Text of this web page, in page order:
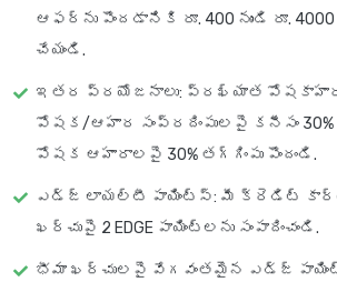
ఆఫర్‌ను పొందడానికి రూ. 400 నుండి రూ.
చేయండి.
ఇతర ప్రయోజనాలు: ప్రఖ్యాత పోషకాహార
పోషక/ఆహార సంప్రదింపులపై కనీసం 30%
పోషక ఆహారాలపై 30% తగ్గింపు పొందండి.
ఎడ్జ్ లాయల్టీ పాయింట్స్: మీ క్రెడిట్ కార్డ్
ఖర్చుపై 2 EDGE పాయింట్లను సంపాదించండి.
భీమా ఖర్చులపై వేగవంతమైన ఎడ్జ్